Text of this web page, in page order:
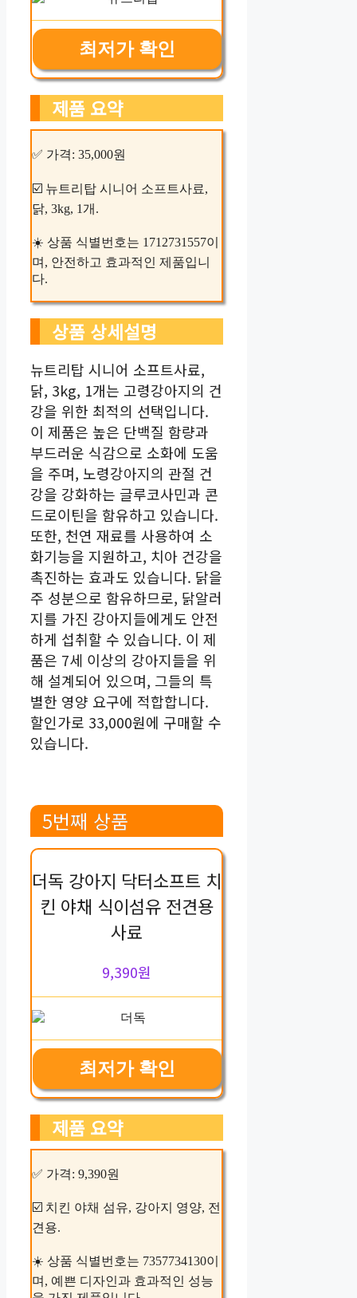
최저가 확인
제품 요약
✅ 가격: 35,000원
☑️ 뉴트리탑 시니어 소프트사료,
닭, 3kg, 1개.
☀️ 상품 식별번호는 1712731557이
며, 안전하고 효과적인 제품입니
다.
상품 상세설명
뉴트리탑 시니어 소프트사료,
닭, 3kg, 1개는 고령강아지의 건
강을 위한 최적의 선택입니다.
이 제품은 높은 단백질 함량과
부드러운 식감으로 소화에 도움
을 주며, 노령강아지의 관절 건
강을 강화하는 글루코사민과 콘
드로이틴을 함유하고 있습니다.
또한, 천연 재료를 사용하여 소
화기능을 지원하고, 치아 건강을
촉진하는 효과도 있습니다. 닭을
주 성분으로 함유하므로, 닭알러
지를 가진 강아지들에게도 안전
하게 섭취할 수 있습니다. 이 제
품은 7세 이상의 강아지들을 위
해 설계되어 있으며, 그들의 특
별한 영양 요구에 적합합니다.
할인가로 33,000원에 구매할 수
있습니다.
5번째 상품
더독 강아지 닥터소프트 치
킨 야채 식이섬유 전견용
사료
9,390원
최저가 확인
제품 요약
✅ 가격: 9,390원
☑️ 치킨 야채 섬유, 강아지 영양, 전
견용.
☀️ 상품 식별번호는 7357734130이
며, 예쁜 디자인과 효과적인 성능